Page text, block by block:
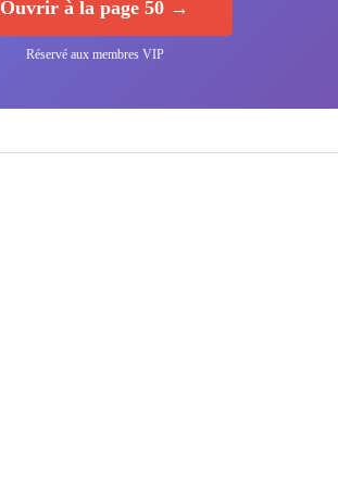
Ouvrir à la page 50 →
Réservé aux membres VIP